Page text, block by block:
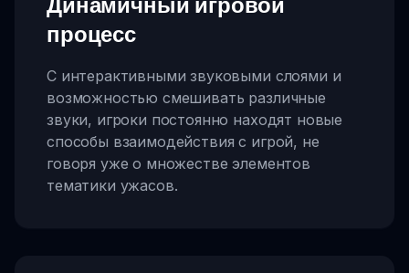
процесс
С интерактивными звуковыми слоями и
возможностью смешивать различные
звуки, игроки постоянно находят новые
способы взаимодействия с игрой, не
говоря уже о множестве элементов
тематики ужасов.